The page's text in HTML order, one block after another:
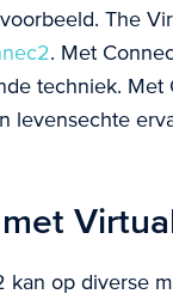
The
. Met
techniek.
levensechte
kan op diverse